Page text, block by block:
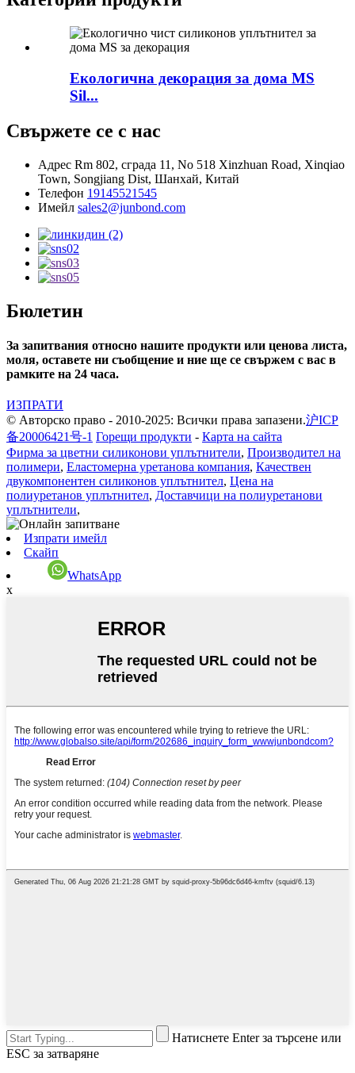
Екологична декорация за дома MS
Sil...
Свържете се с нас
Адрес Rm 802, сграда 11, No 518 Xinzhuan Road, Xinqiao
Town, Songjiang Dist, Шанхай, Китай
Телефон 19145521545
Имейл sales2@junbond.com
Бюлетин
За запитвания относно нашите продукти или ценова листа,
моля, оставете ни съобщение и ние ще се свържем с вас в
рамките на 24 часа.
ИЗПРАТИ
© Авторско право - 2010-2025: Всички права запазени.沪ICP
备20006421号-1 Горещи продукти - Карта на сайта
Фирма за цветни силиконови уплътнители, Производител на
полимери, Еластомерна уретанова компания, Качествен
двукомпонентен силиконов уплътнител, Цена на
полиуретанов уплътнител, Доставчици на полиуретанови
уплътнители,
Изпрати имейл
Скайп
WhatsApp
x
Натиснете Enter за търсене или
ESC за затваряне